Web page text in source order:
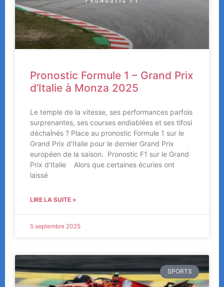
Pronostic Formule 1 – Grand Prix
d’Italie à Monza 2025
Le temple de la vitesse, ses performances parfois
surprenantes, ses courses endiablées et ses tifosi
déchaînés ? Place au pronostic Formule 1 sur le
Grand Prix d’Italie pour le dernier Grand Prix
européen de la saison. Pronostic F1 sur le Grand
Prix d’Italie Alors que certaines écuries ont
laissé
LIRE LA SUITE »
5 septembre 2025
SPORTS